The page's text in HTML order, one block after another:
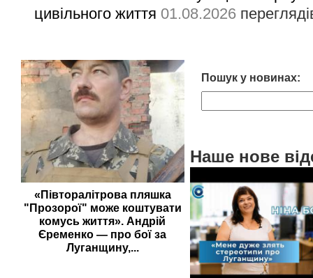
цивільного життя 01.08.2026
«Півторалітрова пляшка
"Прозорої" може коштувати
комусь життя». Андрій
Єременко — про бої за
Луганщину,...
Пошук у новинах:
Наше нове